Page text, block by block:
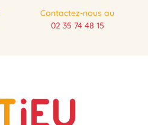
Contactez-nous au
02 35 74 48 15